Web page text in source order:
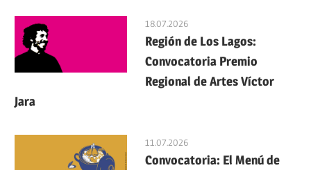
18.07.2026
Región de Los Lagos:
Convocatoria Premio
Regional de Artes Víctor
Jara
11.07.2026
Convocatoria: El Menú de